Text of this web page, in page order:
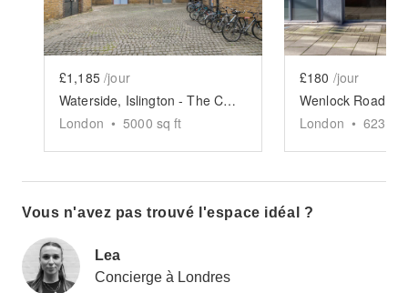
£1,185 /jour
Waterside, Islington - The Courtyard and Canal Space
London • 5000 sq ft
£180 /jour
London • 623
Vous n'avez pas trouvé l'espace idéal ?
Lea
Concierge à Londres